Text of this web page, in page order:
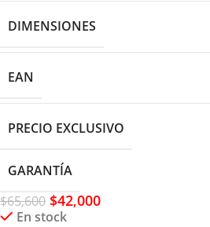
DIMENSIONES
EAN
PRECIO EXCLUSIVO
GARANTÍA
$65,600 $42,000
En stock